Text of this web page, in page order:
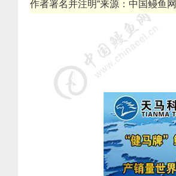
作者署名并注明“来源：中国鳗鱼网